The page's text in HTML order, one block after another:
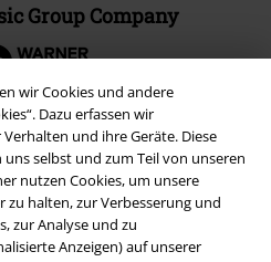
wir Cookies und andere
Dazu erfassen wir
und ihre Geräte. Diese
selbst und zum Teil von unseren
nutzen Cookies, um unsere
zu halten, zur Verbesserung und
zur Analyse und zu
Anzeigen) auf unserer
Group Company